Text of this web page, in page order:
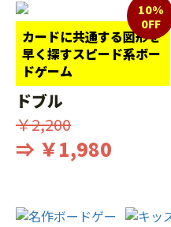
カードに共通する図形を
早く探すスピード系ボー
ドゲーム
10%
0FF
ドブル
￥2,200
⇒ ￥1,980